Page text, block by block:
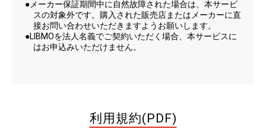
●メーカー保証期間中に自然故障された場合は、本サービ
スの対象外です。購入された販売店またはメーカーに直
接お問い合わせいただきますようお願いします。
●LIBMOを法人名義でご契約いただく場合、本サービスに
はお申込みいただけません。
利用規約(PDF)